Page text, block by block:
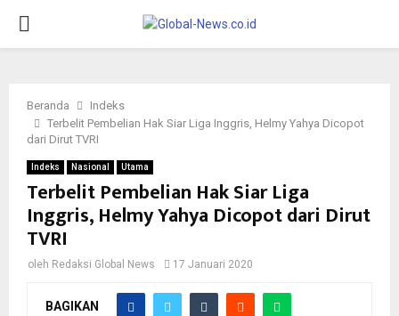
PRIMARY
Beranda
Indeks
Terbelit Pembelian Hak Siar Liga Inggris, Helmy Yahya Dicopot
dari Dirut TVRI
Indeks Nasional Utama
Terbelit Pembelian Hak Siar Liga
Inggris, Helmy Yahya Dicopot dari Dirut
TVRI
oleh Redaksi Global News 17 Januari 2020
BAGIKAN